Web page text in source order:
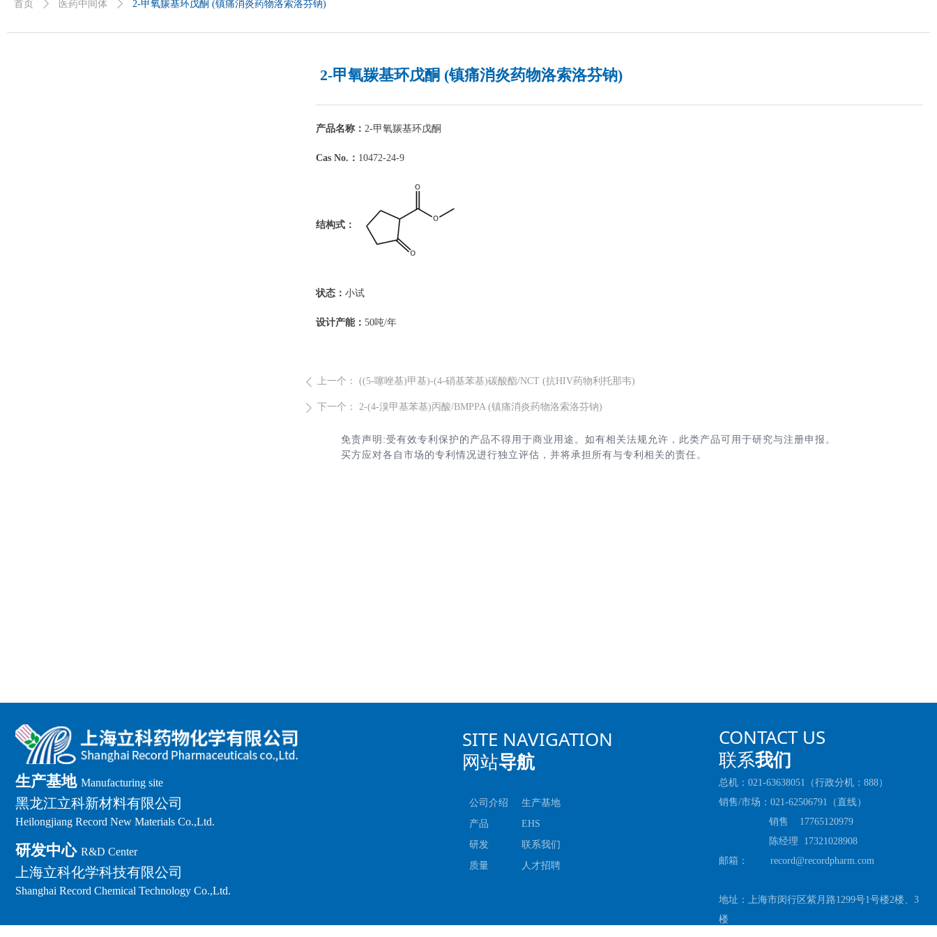
首页 ꄲ 医药中间体 ꄲ 2-甲氧羰基环戊酮 (镇痛消炎药物洛索洛芬钠)
2-甲氧羰基环戊酮 (镇痛消炎药物洛索洛芬钠)
ꄴ 上一个： ((5-噻唑基)甲基)-(4-硝基苯基)碳酸酯​​​​​​​/NCT (抗HIV药物利托那韦)
ꄲ 下一个： 2-(4-溴甲基苯基)丙酸/BMPPA (镇痛消炎药物洛索洛芬钠)
产品名称： 2-甲氧羰基环戊酮
Cas No.： 10472-24-9
结构式：
状态： 小试
设计产能： 50吨/年
免责声明:受有效专利保护的产品不得用于商业用途。如有相关法规允许，此类产品可用于研究与注册申报。
买方应对各自市场的专利情况进行独立评估，并将承担所有与专利相关的责任。
公司介绍
产品
研发
质量
生产基地
EHS
联系我们
人才招聘
SITE NAVIGATION
网站导航
CONTACT US
联系我们
总机：021-63638051（行政分机：888）
销售/市场：021-62506791（直线）
销售 17765120979
陈经理 17321028908
邮箱： record@recordpharm.com
地址：上海市闵行区紫月路1299号1号楼2楼、3
楼
生产基地 Manufacturing site
黑龙江立科新材料有限公司
Heilongjiang Record New Materials Co.,Ltd.
研发中心 R&D Center
上海立科化学科技有限公司
Shanghai Record Chemical Technology Co.,Ltd.